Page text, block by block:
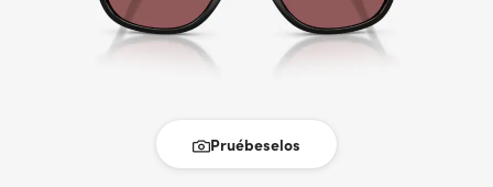
Pruébeselos